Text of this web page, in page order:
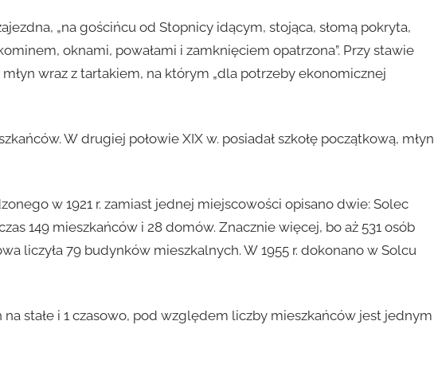
„na gościńcu od Stopnicy idącym, stojąca, słomą pokryta,
oknami, powałami i zamknięciem opatrzona”. Przy stawie
wraz z tartakiem, na którym „dla potrzeby ekonomicznej
W drugiej połowie XIX w. posiadał szkołę początkową, młyn
w 1921 r. zamiast jednej miejscowości opisano dwie: Solec
149 mieszkańców i 28 domów. Znacznie więcej, bo aż 531 osób
liczyła 79 budynków mieszkalnych. W 1955 r. dokonano w Solcu
stałe i 1 czasowo, pod względem liczby mieszkańców jest jednym